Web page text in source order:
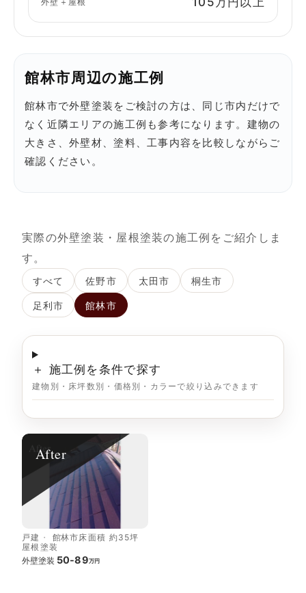
館林市周辺の施工例
館林市で外壁塗装をご検討の方は、同じ市内だけで
なく近隣エリアの施工例も参考になります。建物の
大きさ、外壁材、塗料、工事内容を比較しながらご
確認ください。
実際の外壁塗装・屋根塗装の施工例をご紹介しま
す。
すべて 佐野市 太田市 桐生市
足利市 館林市
＋ 施工例を条件で探す
建物別・床坪数別・価格別・カラーで絞り込みできます
After
戸建 館林市床面積 約35坪
屋根塗装
外壁塗装 50-89万円